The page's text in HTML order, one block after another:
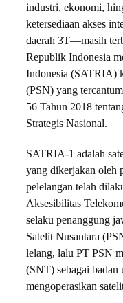
industri, ekonomi,
ketersediaan akses
daerah 3T—masih
Republik Indonesia
Indonesia (SATRIA)
(PSN) yang
56 Tahun 2018
Strategis Nasional.
SATRIA-1 adalah
yang dikerjakan oleh
pelelangan telah
Aksesibilitas
selaku penanggung
Satelit Nusantara
lelang, lalu PT PSN
(SNT) sebagai badan
mengoperasikan